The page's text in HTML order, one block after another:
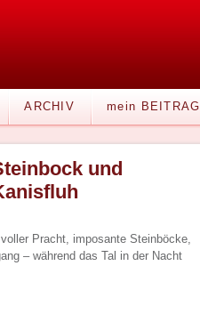
ARCHIV mein BEITRAG
und
Pracht, imposante Steinböcke,
– während das Tal in der Nacht